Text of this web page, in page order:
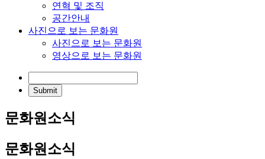
연혁 및 조직
공간안내
사진으로 보는 문화원
사진으로 보는 문화원
영상으로 보는 문화원
문화원소식
문화원소식